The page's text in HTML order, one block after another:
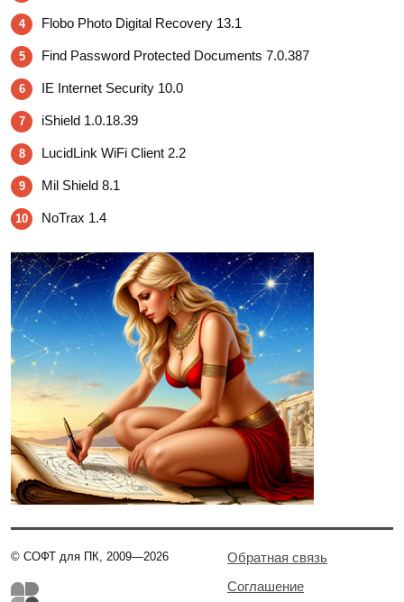
4 Flobo Photo Digital Recovery 13.1
5 Find Password Protected Documents 7.0.387
6 IE Internet Security 10.0
7 iShield 1.0.18.39
8 LucidLink WiFi Client 2.2
9 Mil Shield 8.1
10 NoTrax 1.4
© СОФТ для ПК, 2009—2026
Обратная связь
Соглашение